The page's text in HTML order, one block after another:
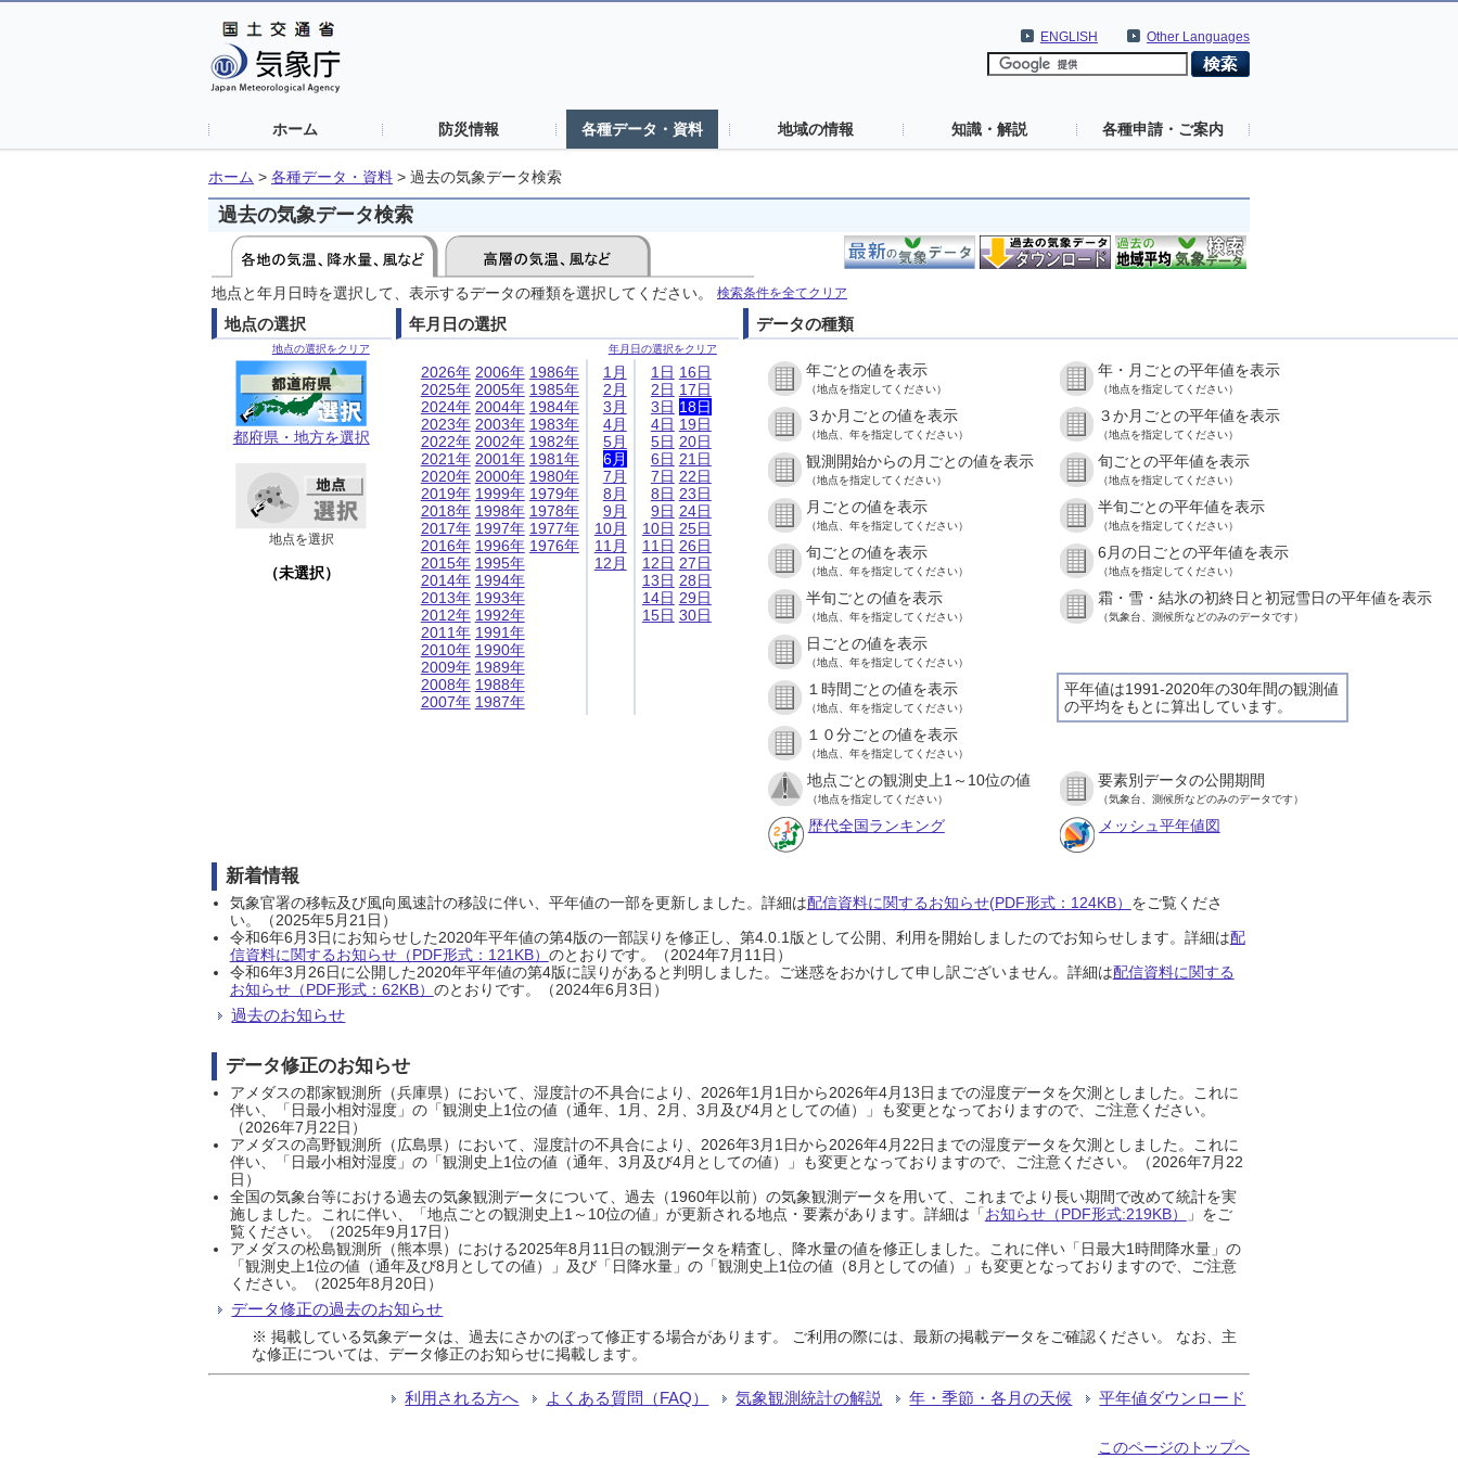
Other Languages
ENGLISH
ホーム 防災情報 各種データ・資料 地域の情報 知識・解説 各種申請・ご案内
ホーム > 各種データ・資料 > 過去の気象データ検索
過去の気象データ検索
地点と年月日時を選択して、表示するデータの種類を選択してください。 検索条件を全てクリア
地点の選択
地点の選択をクリア
都府県・地方を選択
地点を選択
（未選択）
年月日の選択
年月日の選択をクリア
2026年
2025年
2024年
2023年
2022年
2021年
2020年
2019年
2018年
2017年
2016年
2015年
2014年
2013年
2012年
2011年
2010年
2009年
2008年
2007年
2006年
2005年
2004年
2003年
2002年
2001年
2000年
1999年
1998年
1997年
1996年
1995年
1994年
1993年
1992年
1991年
1990年
1989年
1988年
1987年
1986年
1985年
1984年
1983年
1982年
1981年
1980年
1979年
1978年
1977年
1976年
1月
2月
3月
4月
5月
6月
7月
8月
9月
10月
11月
12月
1日
2日
3日
4日
5日
6日
7日
8日
9日
10日
11日
12日
13日
14日
15日
16日
17日
18日
19日
20日
21日
22日
23日
24日
25日
26日
27日
28日
29日
30日
データの種類
年ごとの値を表示
（地点を指定してください）
年・月ごとの平年値を表示
（地点を指定してください）
３か月ごとの値を表示
（地点、年を指定してください）
３か月ごとの平年値を表示
（地点を指定してください）
観測開始からの月ごとの値を表示
（地点を指定してください）
旬ごとの平年値を表示
（地点を指定してください）
月ごとの値を表示
（地点、年を指定してください）
半旬ごとの平年値を表示
（地点を指定してください）
旬ごとの値を表示
（地点、年を指定してください）
6月の日ごとの平年値を表示
（地点を指定してください）
半旬ごとの値を表示
（地点、年を指定してください）
霜・雪・結氷の初終日と初冠雪日の平年値を表示
（気象台、測候所などのみのデータです）
日ごとの値を表示
（地点、年を指定してください）
平年値は1991-2020年の30年間の観測値
の平均をもとに算出しています。
１時間ごとの値を表示
（地点、年を指定してください）
１０分ごとの値を表示
（地点、年を指定してください）
地点ごとの観測史上1～10位の値
（地点を指定してください）
要素別データの公開期間
（気象台、測候所などのみのデータです）
歴代全国ランキング メッシュ平年値図
新着情報
気象官署の移転及び風向風速計の移設に伴い、平年値の一部を更新しました。詳細は配信資料に関するお知らせ(PDF形式：124KB） をご覧くださ
い。（2025年5月21日）
令和6年6月3日にお知らせした2020年平年値の第4版の一部誤りを修正し、第4.0.1版として公開、利用を開始しましたのでお知らせします。詳細は配
信資料に関するお知らせ（PDF形式：121KB） のとおりです。（2024年7月11日）
令和6年3月26日に公開した2020年平年値の第4版に誤りがあると判明しました。ご迷惑をおかけして申し訳ございません。詳細は配信資料に関する
お知らせ（PDF形式：62KB） のとおりです。（2024年6月3日）
過去のお知らせ
データ修正のお知らせ
アメダスの郡家観測所（兵庫県）において、湿度計の不具合により、2026年1月1日から2026年4月13日までの湿度データを欠測としました。これに
伴い、「日最小相対湿度」の「観測史上1位の値（通年、1月、2月、3月及び4月としての値）」も変更となっておりますので、ご注意ください。
（2026年7月22日）
アメダスの高野観測所（広島県）において、湿度計の不具合により、2026年3月1日から2026年4月22日までの湿度データを欠測としました。これに
伴い、「日最小相対湿度」の「観測史上1位の値（通年、3月及び4月としての値）」も変更となっておりますので、ご注意ください。（2026年7月22
日）
全国の気象台等における過去の気象観測データについて、過去（1960年以前）の気象観測データを用いて、これまでより長い期間で改めて統計を実
施しました。これに伴い、「地点ごとの観測史上1～10位の値」が更新される地点・要素があります。詳細は「お知らせ（PDF形式:219KB）
」をご
覧ください。（2025年9月17日）
アメダスの松島観測所（熊本県）における2025年8月11日の観測データを精査し、降水量の値を修正しました。これに伴い「日最大1時間降水量」の
「観測史上1位の値（通年及び8月としての値）」及び「日降水量」の「観測史上1位の値（8月としての値）」も変更となっておりますので、ご注意
ください。（2025年8月20日）
データ修正の過去のお知らせ
※ 掲載している気象データは、過去にさかのぼって修正する場合があります。 ご利用の際には、最新の掲載データをご確認ください。 なお、主
な修正については、データ修正のお知らせに掲載します。
利用される方へ よくある質問（FAQ） 気象観測統計の解説 年・季節・各月の天候 平年値ダウンロード
このページのトップへ